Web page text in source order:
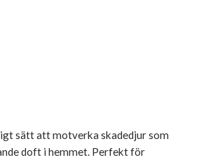
sätt att motverka skadedjur som
doft i hemmet. Perfekt för